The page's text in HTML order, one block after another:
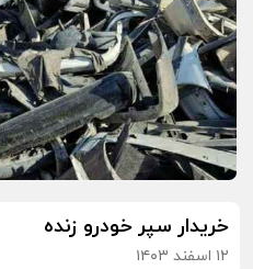
خریدار سپر خودرو زنده
۱۲ اسفند ۱۴۰۳